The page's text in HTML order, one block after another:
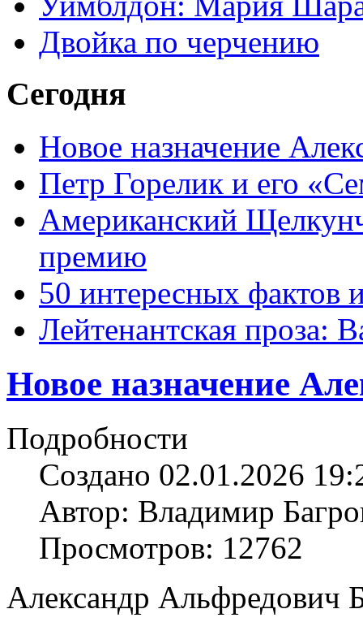
Двойка по черчению
Сегодня
Новое назначение
Петр Горелик и его
Американский
премию
50 интересных фактов
Лейтенантская проза:
Новое назначение
Подробности
Создано 02.01.2026
Автор: Владимир
Просмотров: 12762
Александр Альфредович